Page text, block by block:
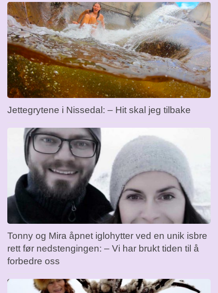
Jettegrytene i Nissedal: – Hit skal jeg tilbake
Tonny og Mira åpnet iglohytter ved en unik isbre
rett før nedstengingen: – Vi har brukt tiden til å
forbedre oss